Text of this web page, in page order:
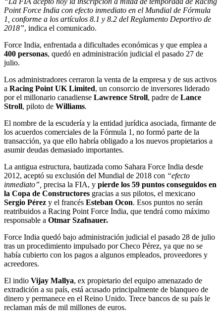
Point Force India con efecto inmediato en el Mundial de Fórmula
1, conforme a los artículos 8.1 y 8.2 del Reglamento Deportivo de
2018”, indica el comunicado.
Force India, enfrentada a dificultades económicas y que emplea a
400 personas, quedó en administración judicial el pasado 27 de
julio.
Los administradores cerraron la venta de la empresa y de sus activos
a Racing Point UK Limited, un consorcio de inversores liderado
por el millonario canadiense Lawrence Stroll, padre de Lance
Stroll, piloto de Williams.
El nombre de la escudería y la entidad jurídica asociada, firmante de
los acuerdos comerciales de la Fórmula 1, no formó parte de la
transacción, ya que ello habría obligado a los nuevos propietarios a
asumir deudas demasiado importantes.
La antigua estructura, bautizada como Sahara Force India desde
2012, aceptó su exclusión del Mundial de 2018 con “efecto
inmediato”, precisa la FIA, y pierde los 59 puntos conseguidos en
la Copa de Constructores gracias a sus pilotos, el mexicano
Sergio Pérez y el francés Esteban Ocon. Esos puntos no serán
reatribuidos a Racing Point Force India, que tendrá como máximo
responsable a Otmar Szafnauer.
Force India quedó bajo administración judicial el pasado 28 de julio
tras un procedimiento impulsado por Checo Pérez, ya que no se
había cubierto con los pagos a algunos empleados, proveedores y
acreedores.
El indio Vijay Mallya, ex propietario del equipo amenazado de
extradición a su país, está acusado principalmente de blanqueo de
dinero y permanece en el Reino Unido. Trece bancos de su país le
reclaman más de mil millones de euros.